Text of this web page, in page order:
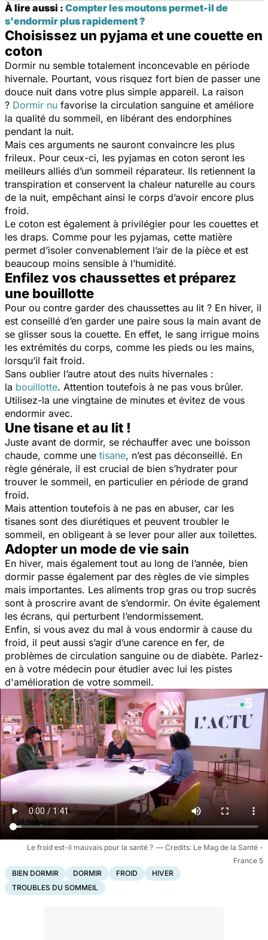
À lire aussi : Compter les moutons permet-il de
s'endormir plus rapidement ?
Choisissez un pyjama et une couette en
coton
Dormir nu semble totalement inconcevable en période
hivernale. Pourtant, vous risquez fort bien de passer une
douce nuit dans votre plus simple appareil. La raison
? Dormir nu favorise la circulation sanguine et améliore
la qualité du sommeil, en libérant des endorphines
pendant la nuit.
Mais ces arguments ne sauront convaincre les plus
frileux. Pour ceux-ci, les pyjamas en coton seront les
meilleurs alliés d’un sommeil réparateur. Ils retiennent la
transpiration et conservent la chaleur naturelle au cours
de la nuit, empêchant ainsi le corps d’avoir encore plus
froid.
Le coton est également à privilégier pour les couettes et
les draps. Comme pour les pyjamas, cette matière
permet d’isoler convenablement l’air de la pièce et est
beaucoup moins sensible à l’humidité.
Enfilez vos chaussettes et préparez
une bouillotte
Pour ou contre garder des chaussettes au lit ? En hiver, il
est conseillé d’en garder une paire sous la main avant de
se glisser sous la couette. En effet, le sang irrigue moins
les extrémités du corps, comme les pieds ou les mains,
lorsqu’il fait froid.
Sans oublier l’autre atout des nuits hivernales :
la bouillotte. Attention toutefois à ne pas vous brûler.
Utilisez-la une vingtaine de minutes et évitez de vous
endormir avec.
Une tisane et au lit !
Juste avant de dormir, se réchauffer avec une boisson
chaude, comme une tisane, n’est pas déconseillé. En
règle générale, il est crucial de bien s’hydrater pour
trouver le sommeil, en particulier en période de grand
froid.
Mais attention toutefois à ne pas en abuser, car les
tisanes sont des diurétiques et peuvent troubler le
sommeil, en obligeant à se lever pour aller aux toilettes.
Adopter un mode de vie sain
En hiver, mais également tout au long de l’année, bien
dormir passe également par des règles de vie simples
mais importantes. Les aliments trop gras ou trop sucrés
sont à proscrire avant de s’endormir. On évite également
les écrans, qui perturbent l’endormissement.
Enfin, si vous avez du mal à vous endormir à cause du
froid, il peut aussi s’agir d’une carence en fer, de
problèmes de circulation sanguine ou de diabète. Parlez-
en à votre médecin pour étudier avec lui les pistes
d'amélioration de votre sommeil.
Le froid est-il mauvais pour la santé ?
Le Mag de la Santé -
France 5
BIEN DORMIR
DORMIR FROID
HIVER
TROUBLES DU SOMMEIL